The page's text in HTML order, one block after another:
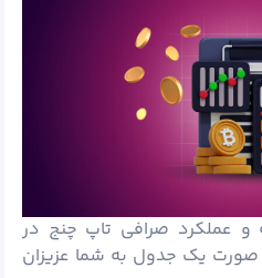
عملکرد صرافی تاپ چنج در
صورت یک جدول به شما عزیزان